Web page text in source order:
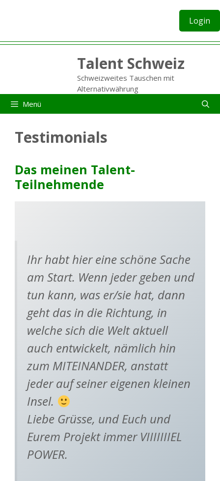
Login
Talent Schweiz
Schweizweites Tauschen mit
Alternativwährung
Menü
Testimonials
Das meinen Talent-
Teilnehmende
Ihr habt hier eine schöne Sache
am Start. Wenn jeder geben und
tun kann, was er/sie hat, dann
geht das in die Richtung, in
welche sich die Welt aktuell
auch entwickelt, nämlich hin
zum MITEINANDER, anstatt
jeder auf seiner eigenen kleinen
Insel.
Liebe Grüsse, und Euch und
Eurem Projekt immer VIIIIIIIEL
POWER.